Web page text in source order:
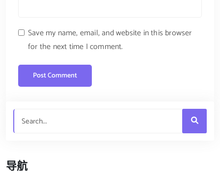
Save my name, email, and website in this browser
for the next time I comment.
导航